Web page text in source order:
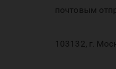
почтовым
103132, г.